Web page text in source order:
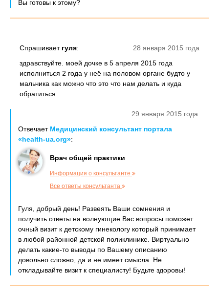
Вы готовы к этому?
28 января 2015 года
Спрашивает гуля:
здравствуйте. моей дочке в 5 апреля 2015 года
исполниться 2 года у неё на половом органе будто у
мальчика как можно что это что нам делать и куда
обратиться
29 января 2015 года
Отвечает Медицинский консультант портала
«health-ua.org»:
Врач общей практики
Информация о консультанте
Все ответы консультанта
Гуля, добрый день! Развеять Ваши сомнения и
получить ответы на волнующие Вас вопросы поможет
очный визит к детскому гинекологу который принимает
в любой районной детской поликлинике. Виртуально
делать какие-то выводы по Вашему описанию
довольно сложно, да и не имеет смысла. Не
откладывайте визит к специалисту! Будьте здоровы!